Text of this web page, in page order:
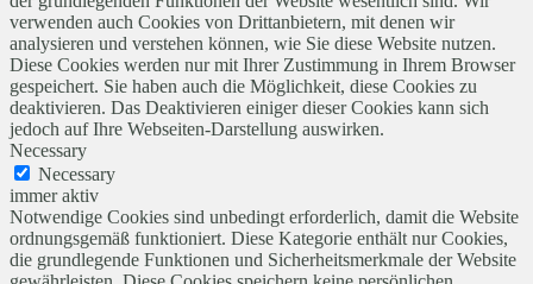
verwenden auch Cookies von Drittanbietern, mit denen wir
analysieren und verstehen können, wie Sie diese Website nutzen.
Diese Cookies werden nur mit Ihrer Zustimmung in Ihrem Browser
gespeichert. Sie haben auch die Möglichkeit, diese Cookies zu
deaktivieren. Das Deaktivieren einiger dieser Cookies kann sich
jedoch auf Ihre Webseiten-Darstellung auswirken.
Necessary
Necessary
immer aktiv
Notwendige Cookies sind unbedingt erforderlich, damit die Website
ordnungsgemäß funktioniert. Diese Kategorie enthält nur Cookies,
die grundlegende Funktionen und Sicherheitsmerkmale der Website